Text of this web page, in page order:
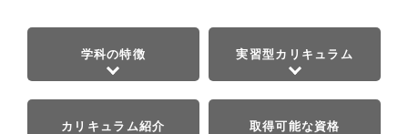
学科の特徴 実習型カリキュラム
カリキュラム紹介 取得可能な資格